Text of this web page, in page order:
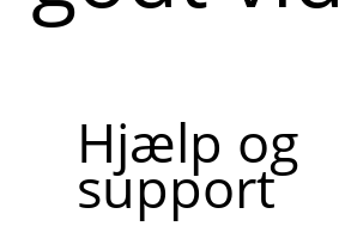
Hjælp og
support